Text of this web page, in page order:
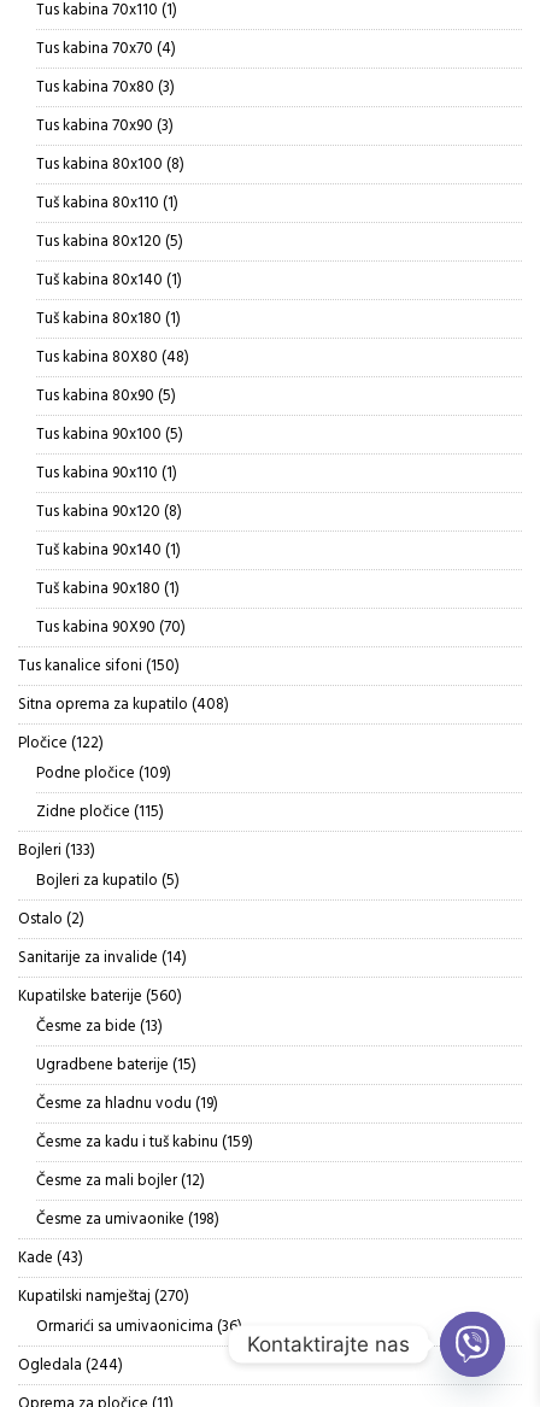
Tus kabina 70x110 11
proizvod
Tus kabina 70x70 44
proizvoda
Tus kabina 70x80 33
proizvoda
Tus kabina 70x90 33
proizvoda
Tus kabina 80x100 88
proizvoda
Tuš kabina 80x110 11
proizvod
Tus kabina 80x120 55
proizvoda
Tuš kabina 80x140 11
proizvod
Tuš kabina 80x180 11
proizvod
Tus kabina 80X80 4848
proizvoda
Tus kabina 80x90 55
proizvoda
Tus kabina 90x100 55
proizvoda
Tus kabina 90x110 11
proizvod
Tus kabina 90x120 88
proizvoda
Tuš kabina 90x140 11
proizvod
Tuš kabina 90x180 11
proizvod
Tus kabina 90X90 7070
proizvoda
Tus kanalice sifoni 150150
proizvoda
Sitna oprema za kupatilo 408408
proizvoda
Pločice 122122
proizvoda
Podne pločice 109109
proizvoda
Zidne pločice 115115
proizvoda
Bojleri 133133
proizvoda
Bojleri za kupatilo 55
proizvoda
Ostalo 22
proizvoda
Sanitarije za invalide 1414
proizvoda
Kupatilske baterije 560560
Česme za bide 1313
proizvoda
Ugradbene baterije 1515
proizvoda
Česme za hladnu vodu 1919
proizvoda
Česme za kadu i tuš kabinu 159159
proizvoda
Česme za mali bojler 1212
proizvoda
Česme za umivaonike 198198
proizvoda
Kade 4343
proizvoda
Kupatilski namještaj 270270
proizvoda
Ormarići sa umivaonicima 3636
proizvoda
Ogledala 244244
proizvoda
Kontaktirajte nas